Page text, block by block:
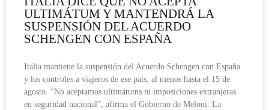
ULTIMÁTUM Y MANTENDRÁ LA
SUSPENSIÓN DEL ACUERDO
SCHENGEN CON ESPAÑA
Italia mantiene la suspensión del Acuerdo Schengen con España
y los controles a viajeros de ese país, al menos hasta el 15 de
agosto. “No aceptamos ultimátums ni imposiciones extranjeras
en seguridad nacional”, afirma el Gobierno de Meloni. La